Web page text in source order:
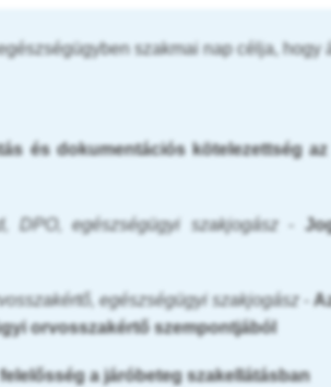
szakmai nap célja,
és dokumentációs kötelezettség
DPO, egészségügyi szakjogász-
egészségügyi szakjogász -
orvosszakértő szempontjából
a járóbeteg szakellátásban